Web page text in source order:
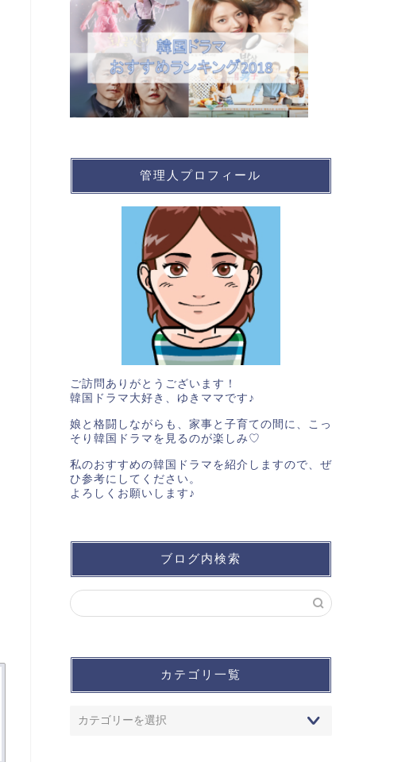
管理人プロフィール
ご訪問ありがとうございます！
韓国ドラマ大好き、ゆきママです♪
娘と格闘しながらも、家事と子育ての間に、こっ
そり韓国ドラマを見るのが楽しみ♡
私のおすすめの韓国ドラマを紹介しますので、ぜ
ひ参考にしてください。
よろしくお願いします♪
ブログ内検索
カテゴリ一覧